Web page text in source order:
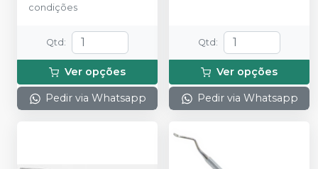
condições
Qtd :
Ver opções
Pedir via Whatsapp
Qtd :
Ver opções
Pedir via Whatsapp